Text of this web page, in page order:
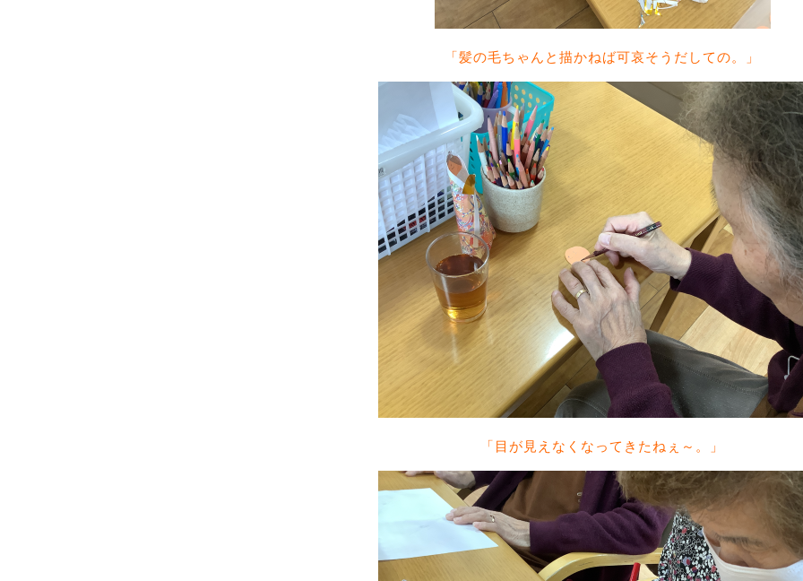
「髪の毛ちゃんと描かねば可哀そうだしての。」
「目が見えなくなってきたねぇ～。」